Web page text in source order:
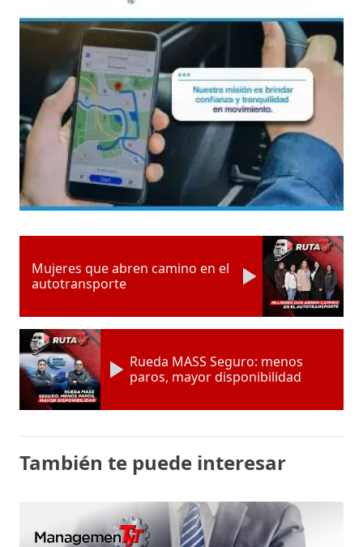
Mujeres que abren camino en el
autotransporte
Rueda MASS Seguro: menos
paros, mayor disponibilidad
También te puede interesar